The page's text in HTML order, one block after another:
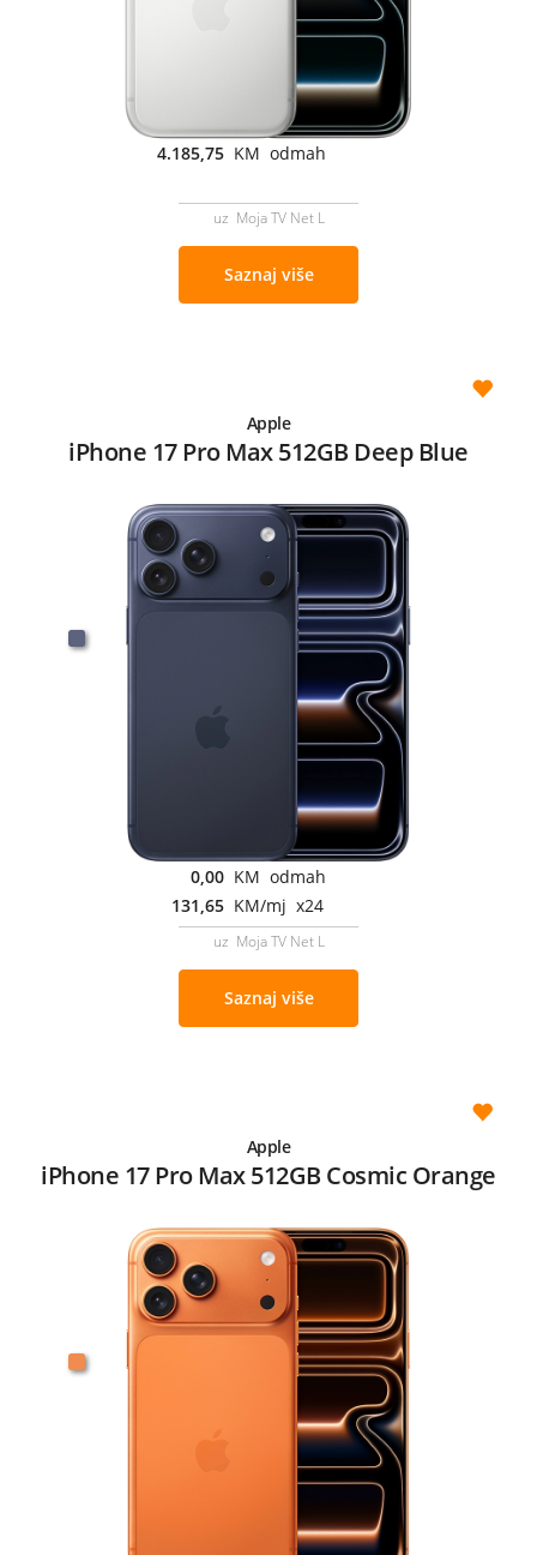
4.185,75 KM odmah
uz Moja TV Net L
Saznaj više
Apple
iPhone 17 Pro Max 512GB Deep Blue
0,00 KM odmah
131,65 KM/mj x24
uz Moja TV Net L
Saznaj više
Apple
iPhone 17 Pro Max 512GB Cosmic Orange